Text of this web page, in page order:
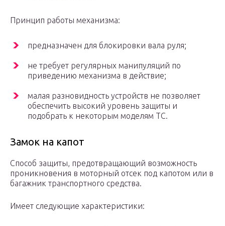
Принцип работы механизма:
предназначен для блокировки вала руля;
не требует регулярных манипуляций по
приведению механизма в действие;
малая разновидность устройств не позволяет
обеспечить высокий уровень защиты и
подобрать к некоторым моделям ТС.
Замок на капот
Способ защиты, предотвращающий возможность
проникновения в моторный отсек под капотом или в
багажник транспортного средства.
Имеет следующие характеристики: